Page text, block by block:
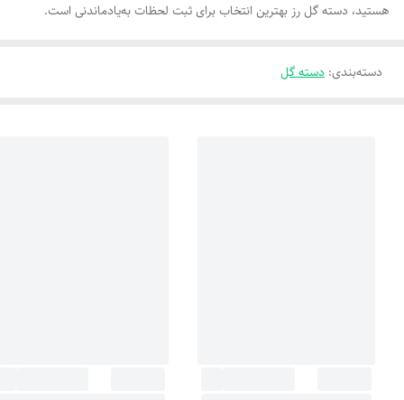
هستید، دسته گل رز بهترین انتخاب برای ثبت لحظات به‌یادماندنی است.
دسته‌بندی: دسته گل